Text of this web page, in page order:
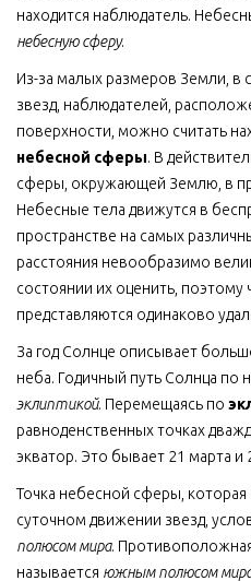
находится наблюдатель.
небесную сферу.
Из-за малых размеров Земли, в
звезд, наблюдателей,
поверхности, можно считать
небесной сферы. В
сферы, окружающей Землю, в
Небесные тела движутся в
пространстве на самых
расстояния невообразимо
состоянии их оценить,
представляются одинаково
За год Солнце описывает
неба. Годичный путь Солнца по
эклиптикой. Перемещаясь по
равноденственных точках
экватор. Это бывает 21 марта и
Точка небесной сферы,
суточном движении звезд,
полюсом мира.
называется южным полюсом